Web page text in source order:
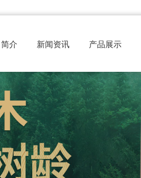
介 新闻资讯 产品展示